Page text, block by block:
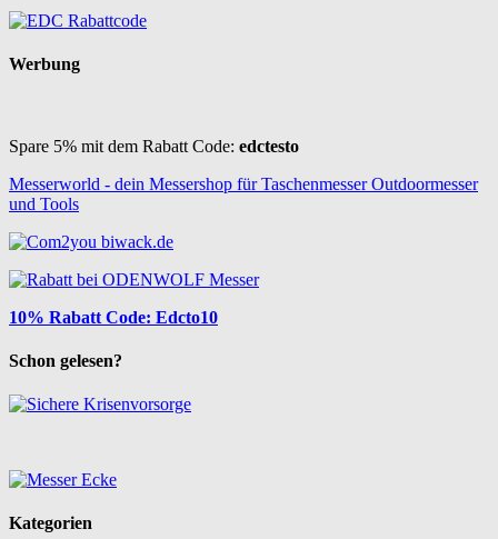
Werbung
Spare 5% mit dem Rabatt Code: edctesto
Messerworld - dein Messershop für Taschenmesser Outdoormesser
und Tools
10% Rabatt Code: Edcto10
Schon gelesen?
Kategorien